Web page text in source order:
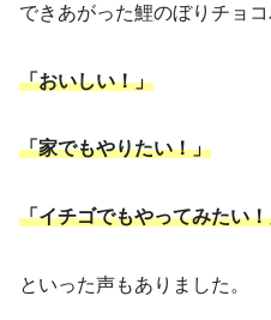
できあがった鯉のぼりチョ
「おいしい！」
「家でもやりたい！」
「イチゴでもやってみたい
といった声もありました。